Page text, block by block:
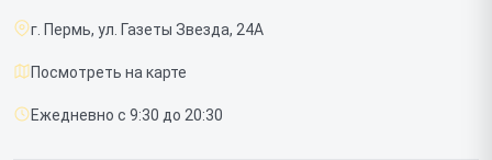
Доставка и способы оплаты
Диагностика
Контакты
г. Пермь, ул. Газеты Звезда, 24А
Посмотреть на карте
Ежедневно с 9:30 до 20:30